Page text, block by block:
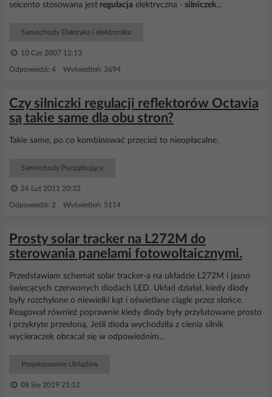
seicento stosowana jest regulacja elektryczna - silniczek...
Samochody Elektryka i elektronika
10 Cze 2007 12:13
Odpowiedzi: 4 Wyświetleń: 3694
Czy silniczki regulacji reflektorów Octavia
są takie same dla obu stron?
Takie same, po co kombinować przecież to nieopłacalne.
Samochody Początkujący
26 Lut 2011 20:32
Odpowiedzi: 2 Wyświetleń: 5114
Prosty solar tracker na L272M do
sterowania panelami fotowoltaicznymi.
Przedstawiam schemat solar tracker-a na układzie L272M i jasno
świecących czerwonych diodach LED. Układ działał, kiedy diody
były rozchylone o niewielki kąt i oświetlane ciągle przez słońce.
Reagował również poprawnie kiedy diody były przylutowane prosto
i przykryte przesłoną. Jeśli dioda wychodziła z cienia silnik
wycieraczek obracał się w odpowiednim...
Projektowanie Układów
08 Sie 2019 21:12